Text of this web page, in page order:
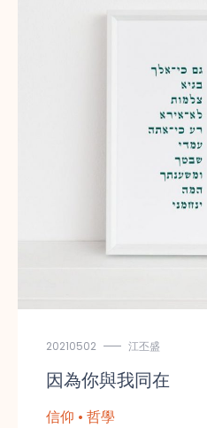
20210502 江丕盛
因為你與我同在
信仰 • 哲學